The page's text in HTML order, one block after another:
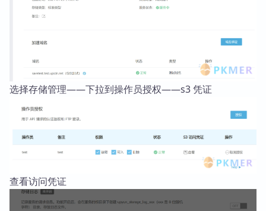
选择存储管理——下拉到操作员授权——s3 凭证
查看访问凭证